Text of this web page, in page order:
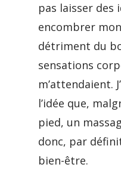
pas laisser des
encombrer
détriment du
sensations
m’attendaient.
l’idée que,
pied, un
donc, par
bien-être.